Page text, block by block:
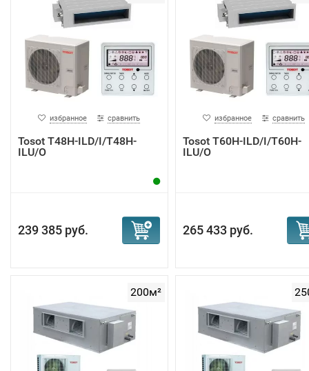
избранное сравнить
Tosot T48H-ILD/I/T48H-
ILU/O
239 385 руб.
избранное сравнить
Tosot T60H-ILD/I/T60H-
ILU/O
265 433 руб.
200м²